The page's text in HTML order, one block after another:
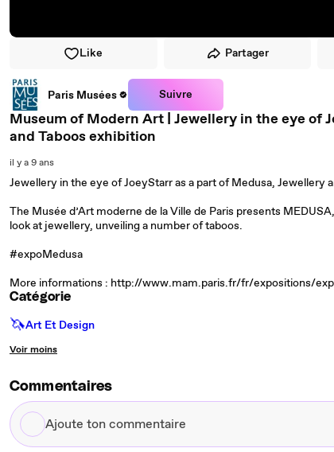
Like Partager
Paris Musées Suivre
Museum of Modern Art | Jewellery in the eye of
and Taboos exhibition
il y a 9 ans
Jewellery in the eye of JoeyStarr as a part of Medusa, Jewellery
The Musée d’Art moderne de la Ville de Paris presents
look at jewellery, unveiling a number of taboos.
#expoMedusa
More informations : http://www.mam.paris.fr/fr/expositions/
Catégorie
🦄Art Et Design
Voir moins
Commentaires
Ajoute
ton